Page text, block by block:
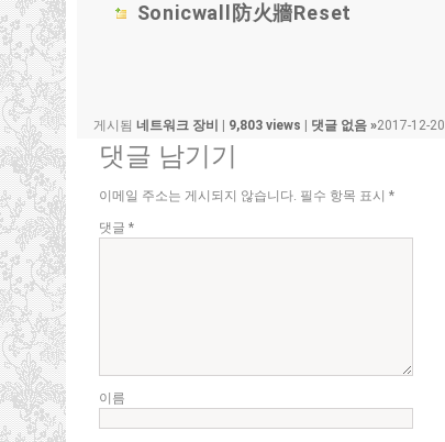
Sonicwall防火牆Reset
게시됨 네트워크 장비 9,803 views 댓글 없음 »2017-12-20
댓글 남기기
이메일 주소는 게시되지 않습니다. 필수 항목 표시 *
댓글 *
이름